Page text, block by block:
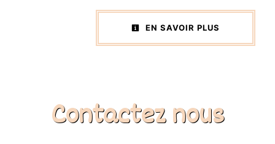
EN SAVOIR PLUS
Contactez nous